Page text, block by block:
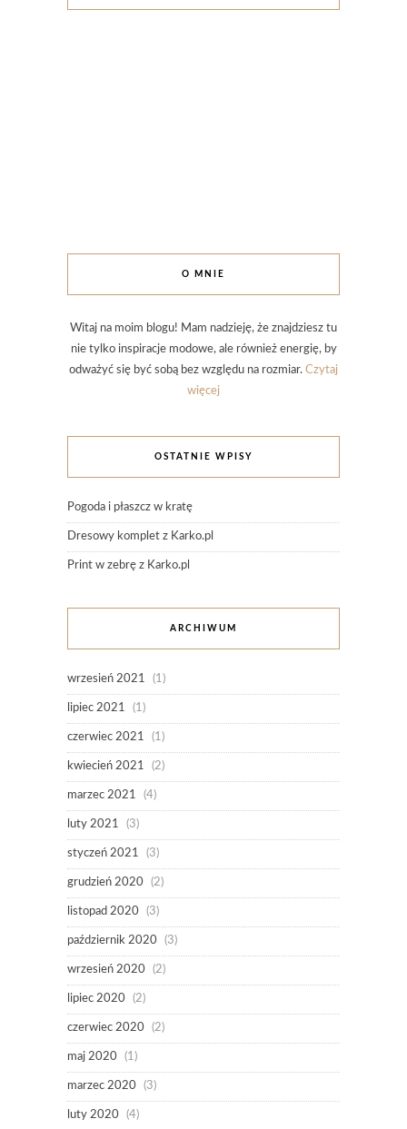
O MNIE
Witaj na moim blogu! Mam nadzieję, że znajdziesz tu
nie tylko inspiracje modowe, ale również energię, by
odważyć się być sobą bez względu na rozmiar. Czytaj
więcej
OSTATNIE WPISY
Pogoda i płaszcz w kratę
Dresowy komplet z Karko.pl
Print w zebrę z Karko.pl
ARCHIWUM
wrzesień 2021 (1)
lipiec 2021 (1)
czerwiec 2021 (1)
kwiecień 2021 (2)
marzec 2021 (4)
luty 2021 (3)
styczeń 2021 (3)
grudzień 2020 (2)
listopad 2020 (3)
październik 2020 (3)
wrzesień 2020 (2)
lipiec 2020 (2)
czerwiec 2020 (2)
maj 2020 (1)
marzec 2020 (3)
luty 2020 (4)